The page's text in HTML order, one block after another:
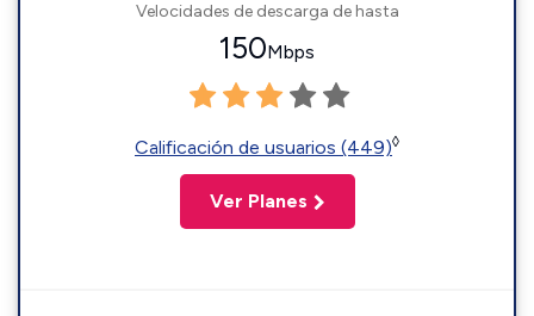
Velocidades de descarga de hasta
150Mbps
Calificación de usuarios (449)◊
Ver Planes